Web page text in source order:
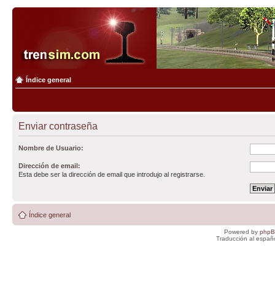
Índice general
Enviar contraseña
Nombre de Usuario:
Dirección de email:
Esta debe ser la dirección de email que introdujo al registrarse.
Índice general
Powered by
Traducción al